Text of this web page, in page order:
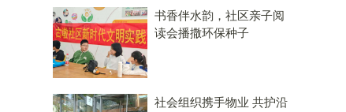
书香伴水韵，社区亲子阅
读会播撒环保种子
社会组织携手物业 共护沿